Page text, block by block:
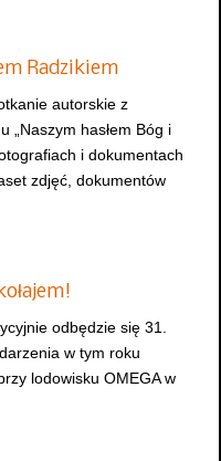
Radzikiem
autorskie z
„Naszym hasłem Bóg i
i dokumentach
zdjęć, dokumentów
odbędzie się 31.
w tym roku
lodowisku OMEGA w